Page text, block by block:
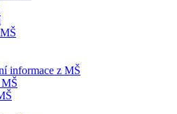
informace z MŠ